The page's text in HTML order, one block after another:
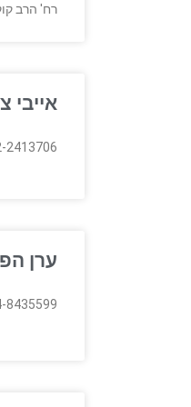
רח' הרב קוק 43, קרית מוצקין טל': 077-
אייבי
052-2413706 מכס נורדאו
ערן
04-8435599 שד' הציונות 56/5